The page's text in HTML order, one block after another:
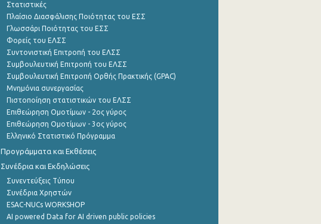
Στατιστικές
Πλαίσιο Διασφάλισης Ποιότητας του ΕΣΣ
Γλωσσάρι Ποιότητας του ΕΣΣ
Φορείς του ΕΛΣΣ
Συντονιστική Επιτροπή του ΕΛΣΣ
Συμβουλευτική Επιτροπή του ΕΛΣΣ
Συμβουλευτική Επιτροπή Ορθής Πρακτικής (GPAC)
Μνημόνια συνεργασίας
Πιστοποίηση στατιστικών του ΕΛΣΣ
Επιθεώρηση Ομοτίμων - 2ος γύρος
Επιθεώρηση Ομοτίμων - 3ος γύρος
Ελληνικό Στατιστικό Πρόγραμμα
Προγράμματα και Εκθέσεις
Συνέδρια και Εκδηλώσεις
Συνεντεύξεις Τύπου
Συνέδρια Χρηστών
ESAC-NUCs WORKSHOP
AI powered Data for AI driven public policies